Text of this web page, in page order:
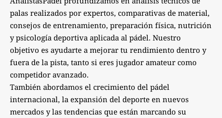
palas realizados por expertos, comparativas de material,
consejos de entrenamiento, preparación física, nutrición
y psicología deportiva aplicada al pádel. Nuestro
objetivo es ayudarte a mejorar tu rendimiento dentro y
fuera de la pista, tanto si eres jugador amateur como
competidor avanzado.
También abordamos el crecimiento del pádel
internacional, la expansión del deporte en nuevos
mercados y las tendencias que están marcando su